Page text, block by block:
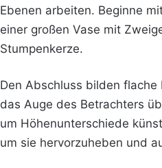
Ebenen arbeiten. Beginne
einer großen Vase mit
Stumpenkerze.
Den Abschluss bilden
das Auge des Betrachters
um Höhenunterschiede
um sie hervorzuheben und